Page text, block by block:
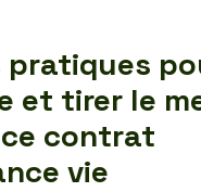
pratiques
et tirer le
contrat
vie